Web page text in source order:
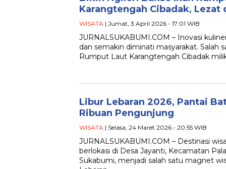
Karangtengah Cibadak, Lezat
WISATA | Jumat, 3 April 2026 - 17:01 WIB
JURNALSUKABUMI.COM – Inovasi
dan semakin diminati masyarakat. Salah
Rumput Laut Karangtengah Cibadak
Libur Lebaran 2026, Pantai
Ribuan Pengunjung
WISATA | Selasa, 24 Maret 2026 - 20:55 WIB
JURNALSUKABUMI.COM – Destinasi
berlokasi di Desa Jayanti, Kecamatan
Sukabumi, menjadi salah satu magnet